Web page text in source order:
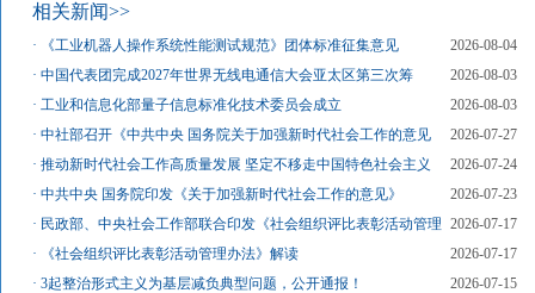
相关新闻>>
· 《工业机器人操作系统性能测试规范》团体标准征集意见
2026-08-04
·中国代表团完成2027年世界无线电通信大会亚太区第三次筹
2026-08-03
·工业和信息化部量子信息标准化技术委员会成立
2026-08-03
·中社部召开《中共中央 国务院关于加强新时代社会工作的意见
2026-07-27
·推动新时代社会工作高质量发展 坚定不移走中国特色社会主义
2026-07-24
·中共中央 国务院印发《关于加强新时代社会工作的意见》
2026-07-23
· 民政部、中央社会工作部联合印发《社会组织评比表彰活动管理
2026-07-17
·
《社会组织评比表彰活动管理办法》解读
2026-07-17
·3起整治形式主义为基层减负典型问题，公开通报！
2026-07-15